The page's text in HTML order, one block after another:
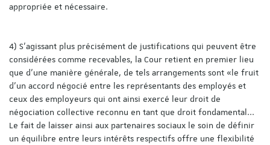
appropriée et nécessaire.
4) S'agissant plus précisément de justifications qui peuvent être
considérées comme recevables, la Cour retient en premier lieu
que d'une manière générale, de tels arrangements sont «le fruit
d’un accord négocié entre les représentants des employés et
ceux des employeurs qui ont ainsi exercé leur droit de
négociation collective reconnu en tant que droit fondamental...
Le fait de laisser ainsi aux partenaires sociaux le soin de définir
un équilibre entre leurs intérêts respectifs offre une flexibilité